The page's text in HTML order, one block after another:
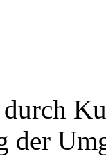
durch
der